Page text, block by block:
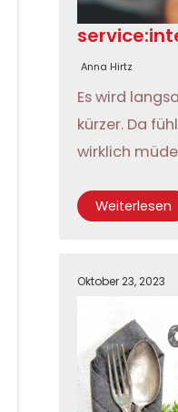
Anna Hirtz
Es wird
kürzer. Da
wirklich
Weiterlesen
Oktober 23, 2023